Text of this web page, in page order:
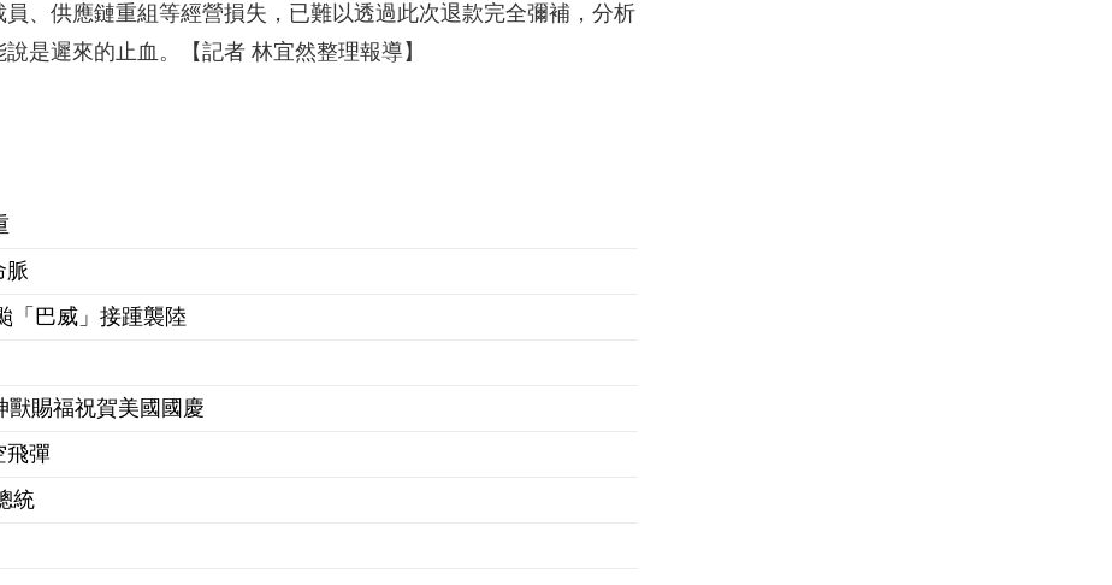
、供應鏈重組等經營損失，已難以透過此次退款完全彌補，分析
是遲來的止血。【記者 林宜然整理報導】
脈
「巴威」接踵襲陸
獸賜福祝賀美國國慶
彈
統